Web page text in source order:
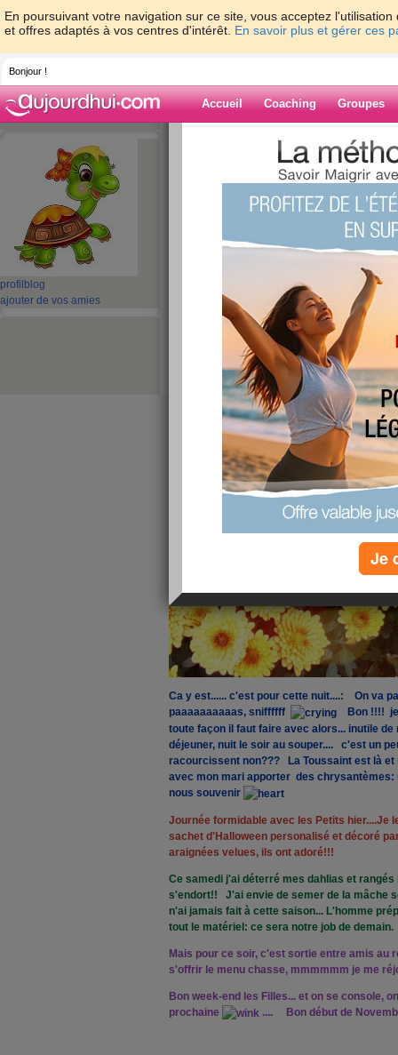
En poursuivant votre navigation sur ce site, vous acceptez
et offres adaptés à vos centres d'intérêt. En savoir plus et gérer ces
Bonjour !
Accueil Coaching Groupes
profil blog
ajouter de vos amies
> > l'heure
Blog de kokille
l'heure
Ca y est...... c'est pour cette nuit....: On va
paaaaaaaaaas, sniffffff
Bon !!!! je
toute façon il faut faire avec alors... inutile
déjeuner, nuit le soir au souper.... c'est un
racourcissent non??? La Toussaint est là
avec mon mari apporter des chrysantèmes:
nous souvenir
Journée formidable avec les Petits hier....Je
sachet d'Halloween personalisé et décoré
araignées velues, ils ont adoré!!!
Ce samedi j'ai déterré mes dahlias et
s'endort!! J'ai envie de semer de la mâche
n'ai jamais fait à cette saison... L'homme
tout le matériel: ce sera notre job de demain.
Mais pour ce soir, c'est sortie entre amis au
s'offrir le menu chasse, mmmmmm je me
Bon week-end les Filles... et on se console,
prochaine
.... Bon début de
Je